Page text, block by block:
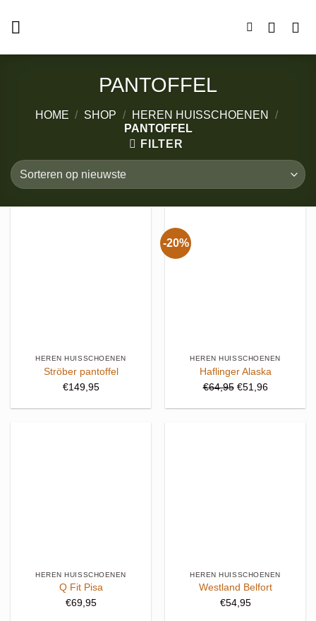
naar
PANTOFFEL
HOME / SHOP / HEREN HUISSCHOENEN
/
PANTOFFEL
FILTER
HEREN HUISSCHOENEN
Ströber pantoffel
€149,95
-20%
HEREN HUISSCHOENEN
Haflinger Alaska
€64,95 Oorspronkelijke
€51,96Huidige
HEREN HUISSCHOENEN
Q Fit Pisa
€69,95
HEREN HUISSCHOENEN
Westland Belfort
€54,95